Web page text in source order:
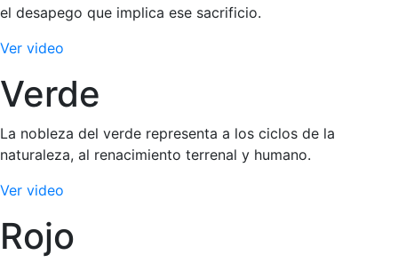
el desapego que implica ese sacrificio.
Ver video
Verde
La nobleza del verde representa a los ciclos de la
naturaleza, al renacimiento terrenal y humano.
Ver video
Rojo